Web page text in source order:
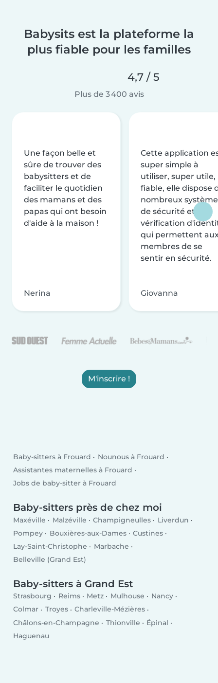
Babysits est la plateforme la
plus fiable pour les familles
4,7 / 5
Plus de 3 400 avis
Une façon belle et
sûre de trouver des
babysitters et de
faciliter le quotidien
des mamans et des
papas qui ont besoin
d'aide à la maison !
Nerina
Cette application
super simple à
utiliser, super utile,
fiable, elle dispose
nombreux
de sécurité et de
vérification
qui permettent
membres de se
sentir en sécurité.
Giovanna
M'inscrire !
Baby-sitters à Frouard
Nounous à Frouard
Assistantes maternelles à Frouard
Jobs de baby-sitter à Frouard
Baby-sitters près de chez moi
Maxéville Malzéville Champigneulles
Liverdun
Pompey
Bouxières-aux-Dames
Custines
Lay-Saint-Christophe
Marbache
Belleville (Grand Est)
Baby-sitters à Grand Est
Strasbourg Reims Metz Mulhouse
Nancy
Colmar
Troyes
Charleville-Mézières
Châlons-en-Champagne
Thionville
Épinal
Haguenau